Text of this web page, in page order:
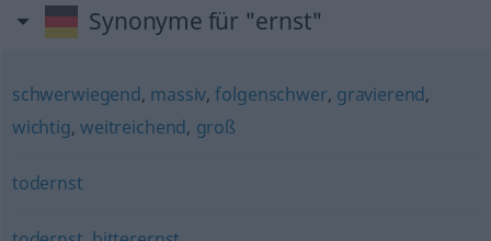
Synonyme für "ernst"
schwerwiegend, massiv,folgenschwer, gravierend,
wichtig,weitreichend, groß
todernst